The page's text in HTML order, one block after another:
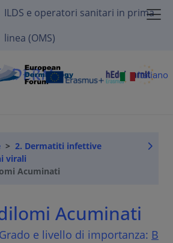
ILDS e operatori sanitari in prima
linea (OMS)
Italiano
2. Dermatiti infettive
virali
Acuminati
Acuminati
Grado e livello di importanza: B